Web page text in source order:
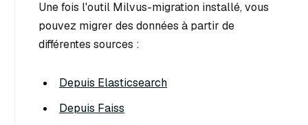
Une fois l'outil Milvus-migration installé, vous
pouvez migrer des données à partir de
différentes sources :
Depuis Elasticsearch
Depuis Faiss